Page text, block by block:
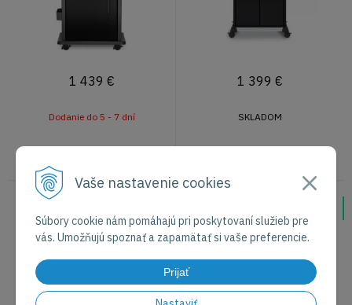
Vaše nastavenie cookies
Súbory cookie nám pomáhajú pri poskytovaní služieb pre
vás. Umožňujú spoznať a zapamätať si vaše preferencie.
Prijať
1 439 €
Dodanie do 5 - 7 dní
1 399 €
SKLADOM
Napoleon ROGUE® PRO
Plancha PHANTOM 4-
horákový plynový gril s infra
Rösle Allflame Hero 4 4+2
horákový plynový gril so
sklom infra horákom s